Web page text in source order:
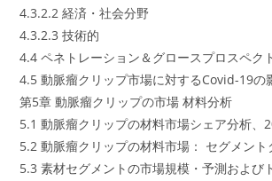
4.3.2.2 経済・社会分野
4.3.2.3 技術的
4.4 ペネトレーション＆グロースプロスペク
4.5 動脈瘤クリップ市場に対するCovid-19の
第5章 動脈瘤クリップの市場 材料分析
5.1 動脈瘤クリップの材料市場シェア分析、
5.2 動脈瘤クリップの材料市場： セグメント
5.3 素材セグメントの市場規模・予測および